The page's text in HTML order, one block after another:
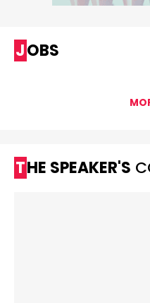
JOBS
THE SPEAKER'S